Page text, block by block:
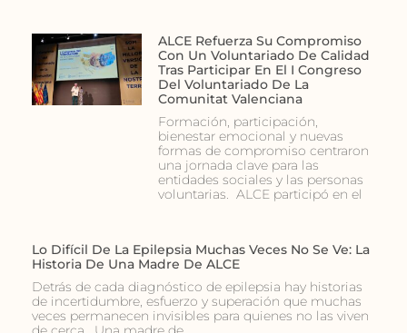
ALCE Refuerza Su Compromiso
Con Un Voluntariado De Calidad
Tras Participar En El I Congreso
Del Voluntariado De La
Comunitat Valenciana
Formación, participación,
bienestar emocional y nuevas
formas de compromiso centraron
una jornada clave para las
entidades sociales y las personas
voluntarias. ALCE participó en el
Lo Difícil De La Epilepsia Muchas Veces No Se Ve: La
Historia De Una Madre De ALCE
Detrás de cada diagnóstico de epilepsia hay historias
de incertidumbre, esfuerzo y superación que muchas
veces permanecen invisibles para quienes no las viven